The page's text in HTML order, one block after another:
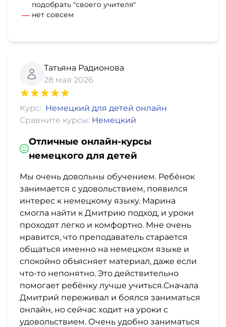
подобрать "своего учителя"
нет совсем
Татьяна Радионова
28 мая 2026
Курс: Немецкий для детей онлайн
Сравните курсы: Немецкий
Отличные онлайн-курсы
немецкого для детей
Мы очень довольны обучением. Ребёнок
занимается с удовольствием, появился
интерес к немецкому языку. Марина
смогла найти к Дмитрию подход, и уроки
проходят легко и комфортно. Мне очень
нравится, что преподаватель старается
общаться именно на немецком языке и
спокойно объясняет материал, даже если
что-то непонятно. Это действительно
помогает ребёнку лучше учиться.Сначала
Дмитрий переживал и боялся заниматься
онлайн, но сейчас ходит на уроки с
удовольствием. Очень удобно заниматься